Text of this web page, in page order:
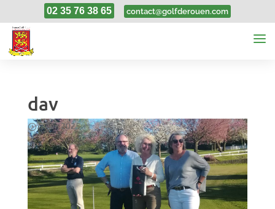
02 35 76 38 65 contact@golfderouen.com
dav
7, Avr, 2025